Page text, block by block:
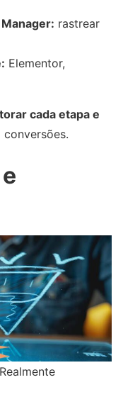
rastrear
Elementor,
cada etapa e